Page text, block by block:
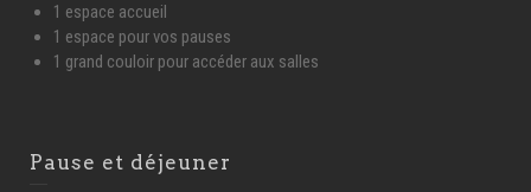
1 espace accueil
1 espace pour vos pauses
1 grand couloir pour accéder aux salles
Pause et déjeuner